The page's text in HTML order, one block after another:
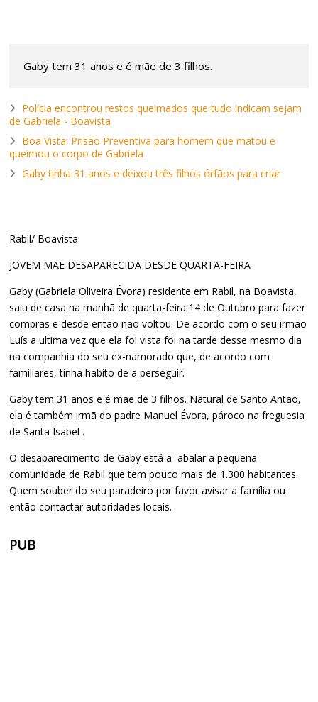
Gaby tem 31 anos e é mãe de 3 filhos.
Polícia encontrou restos queimados que tudo indicam sejam
de Gabriela - Boavista
Boa Vista: Prisão Preventiva para homem que matou e
queimou o corpo de Gabriela
Gaby tinha 31 anos e deixou três filhos órfãos para criar
Rabil/ Boavista
JOVEM MÃE DESAPARECIDA DESDE QUARTA-FEIRA
Gaby (Gabriela Oliveira Évora) residente em Rabil, na Boavista,
saiu de casa na manhã de quarta-feira 14 de Outubro para fazer
compras e desde então não voltou. De acordo com o seu irmão
Luís a ultima vez que ela foi vista foi na tarde desse mesmo dia
na companhia do seu ex-namorado que, de acordo com
familiares, tinha habito de a perseguir.
Gaby tem 31 anos e é mãe de 3 filhos. Natural de Santo Antão,
ela é também irmã do padre Manuel Évora, pároco na freguesia
de Santa Isabel .
O desaparecimento de Gaby está a abalar a pequena
comunidade de Rabil que tem pouco mais de 1.300 habitantes.
Quem souber do seu paradeiro por favor avisar a família ou
então contactar autoridades locais.
PUB